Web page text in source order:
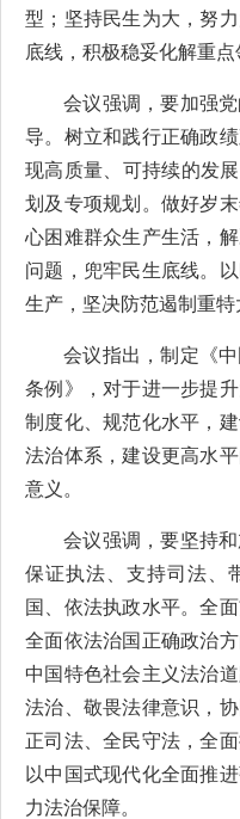
型；坚持民生为大，努
底线，积极稳妥化解重点
会议强调，要加强
导。树立和践行正确政
现高质量、可持续的发
划及专项规划。做好岁
心困难群众生产生活，
问题，兜牢民生底线。
生产，坚决防范遏制重特
会议指出，制定《
条例》，对于进一步提
制度化、规范化水平，
法治体系，建设更高水
意义。
会议强调，要坚持
保证执法、支持司法、
国、依法执政水平。全
全面依法治国正确政治
中国特色社会主义法治
法治、敬畏法律意识，
正司法、全民守法，全
以中国式现代化全面推
力法治保障。